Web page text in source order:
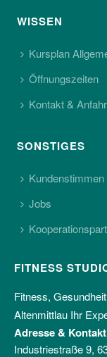
WISSEN
Kursplan
Öffnungszeiten
Kontakt &
SONSTIGES
Kundenstimmen
Jobs
FITNESS
Fitness,
Altenmittlau Ihr
Adresse & Kontakt
Industriestraße 9,